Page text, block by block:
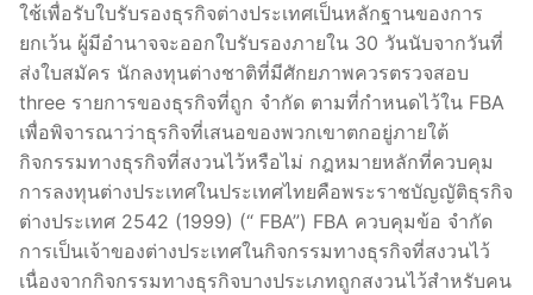
ใช้เพื่อรับใบรับรองธุรกิจต่างประเทศเป็นหลักฐานของการ
ยกเว้น ผู้มีอำนาจจะออกใบรับรองภายใน 30 วันนับจากวันที่
ส่งใบสมัคร นักลงทุนต่างชาติที่มีศักยภาพควรตรวจสอบ
three รายการของธุรกิจที่ถูก จำกัด ตามที่กำหนดไว้ใน FBA
เพื่อพิจารณาว่าธุรกิจที่เสนอของพวกเขาตกอยู่ภายใต้
กิจกรรมทางธุรกิจที่สงวนไว้หรือไม่ กฎหมายหลักที่ควบคุม
การลงทุนต่างประเทศในประเทศไทยคือพระราชบัญญัติธุรกิจ
ต่างประเทศ 2542 (1999) (“ FBA”) FBA ควบคุมข้อ จำกัด
การเป็นเจ้าของต่างประเทศในกิจกรรมทางธุรกิจที่สงวนไว้
เนื่องจากกิจกรรมทางธุรกิจบางประเภทถูกสงวนไว้สำหรับคน